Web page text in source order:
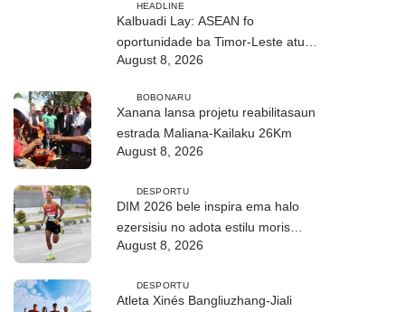
HEADLINE
Kalbuadi Lay: ASEAN fo
oportunidade ba Timor-Leste atu
aselera transformasaun ekonómika
August 8, 2026
BOBONARU
Xanana lansa projetu reabilitasaun
estrada Maliana-Kailaku 26Km
August 8, 2026
DESPORTU
DIM 2026 bele inspira ema halo
ezersisiu no adota estilu moris
saudável
August 8, 2026
DESPORTU
Atleta Xinés Bangliuzhang-Jiali